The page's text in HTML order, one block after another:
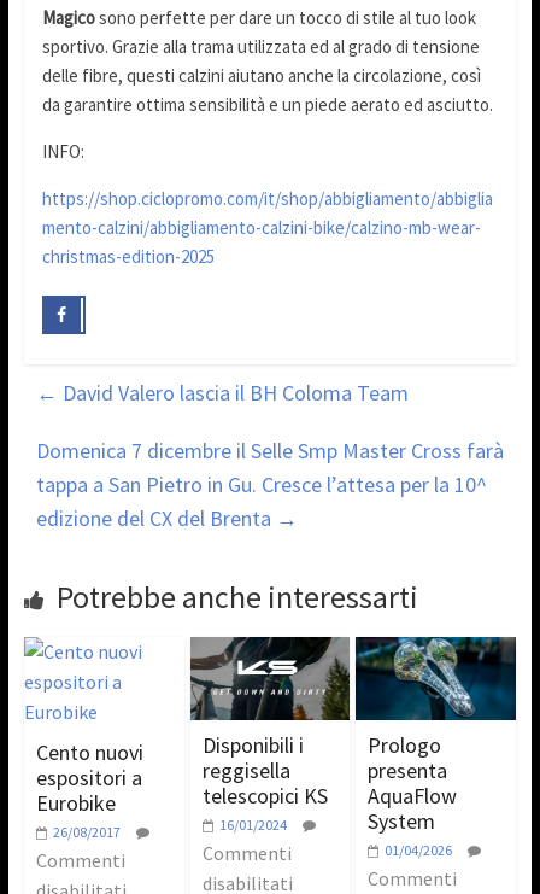
Magicosono perfette per dare un tocco di stile al tuo look
sportivo. Grazie alla trama utilizzata ed al grado di tensione
delle fibre, questi calzini aiutano anche la circolazione, così
da garantire ottima sensibilità e un piede aerato ed asciutto.
INFO:
https://shop.ciclopromo.com/it/shop/abbigliamento/abbiglia
mento-calzini/abbigliamento-calzini-bike/calzino-mb-wear-
christmas-edition-2025
← David Valero lascia il BH Coloma Team
Domenica 7 dicembre il Selle Smp Master Cross farà
tappa a San Pietro in Gu. Cresce l’attesa per la 10^
edizione del CX del Brenta →
Potrebbe anche interessarti
Cento nuovi
espositori a
Eurobike
26/08/2017
Commenti
Disponibili i
reggisella
telescopici KS
16/01/2024
Commenti
disabilitati
Prologo
presenta
AquaFlow
System
01/04/2026
Commenti